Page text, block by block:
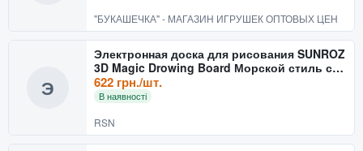
"БУКАШЕЧКА" - МАГАЗИН ИГРУШЕК ОПТОВЫХ ЦЕН
Э
Электронная доска для рисования SUNROZ
3D Magic Drowing Board Морской стиль с
подсветкой и 3Д э
622 грн./шт.
В наявності
RSN